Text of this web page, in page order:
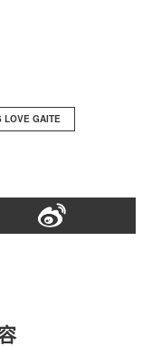
LOVE GAITE